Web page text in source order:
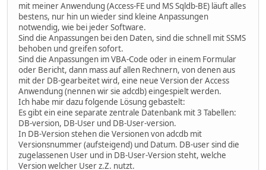
mit meiner Anwendung (Access-FE und MS Sqldb-BE) läuft alles
bestens, nur hin un wieder sind kleine Anpassungen
notwendig, wie bei jeder Software.
Sind die Anpassungen bei den Daten, sind die schnell mit SSMS
behoben und greifen sofort.
Sind die Anpassungen im VBA-Code oder in einem Formular
oder Bericht, dann mass auf allen Rechnern, von denen aus
mit der DB-gearbeitet wird, eine neue Version der Access
Anwendung (nennen wir sie adcdb) eingespielt werden.
Ich habe mir dazu folgende Lösung gebastelt:
Es gibt ein eine separate zentrale Datenbank mit 3 Tabellen:
DB-version, DB-User und DB-User-version.
In DB-Version stehen die Versionen von adcdb mit
Versionsnummer (aufsteigend) und Datum. DB-user sind die
zugelassenen User und in DB-User-Version steht, welche
Version welcher User z.Z. nutzt.